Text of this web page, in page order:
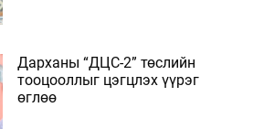
Дарханы “ДЦС-2” төслийн
тооцооллыг цэгцлэх үүрэг
өглөө